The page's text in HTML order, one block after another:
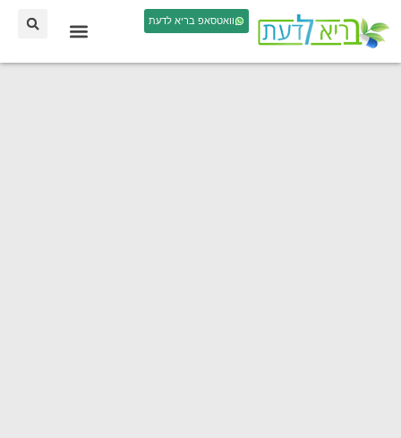
וואטסאפ בריא לדעת